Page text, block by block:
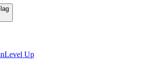
Level Up